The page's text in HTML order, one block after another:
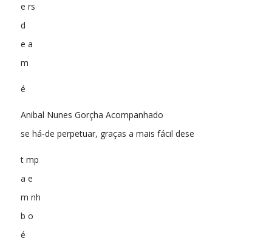
e rs
d
e a
m
é
Anibal Nunes Gorçha Acompanhado
se há-de perpetuar, graças a mais fácil dese
t mp
a e
m nh
b o
é